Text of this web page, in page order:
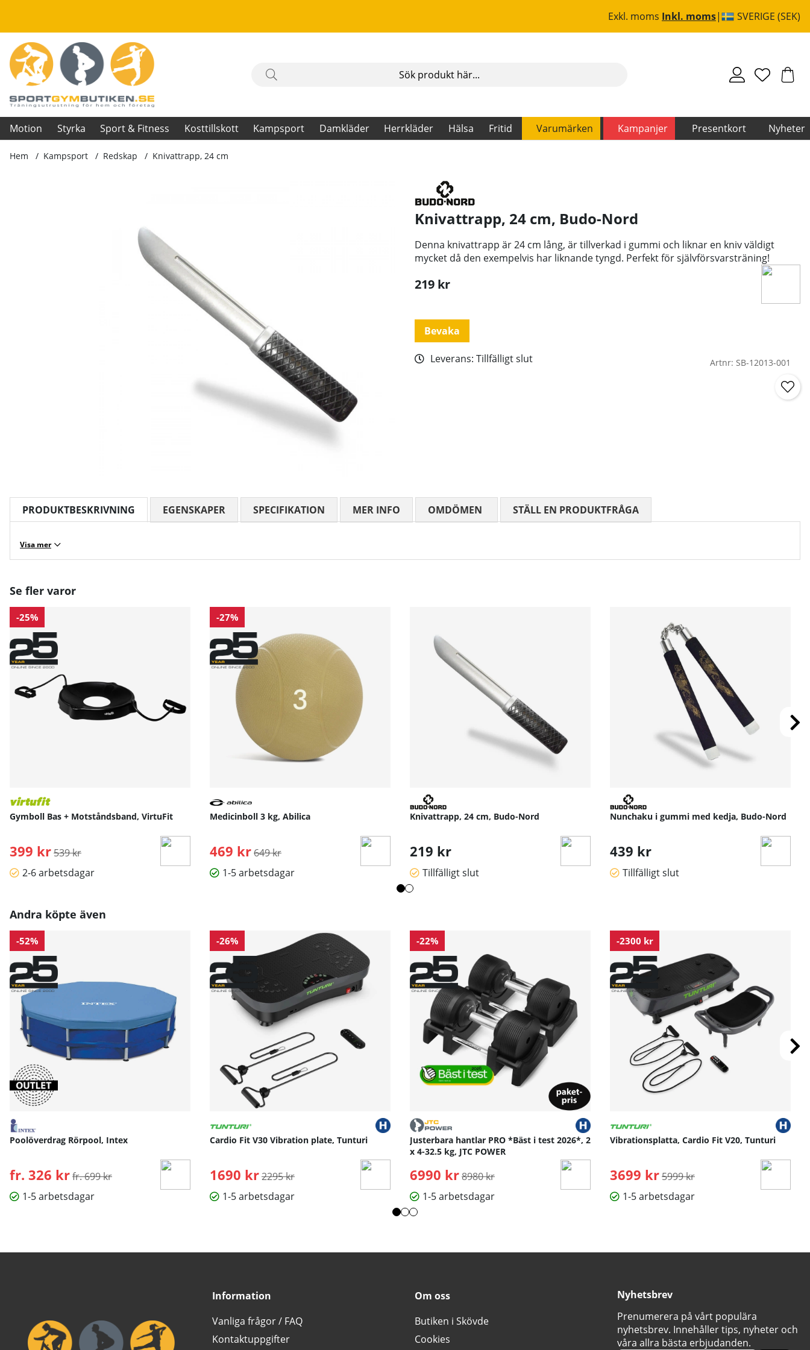
Exkl. moms Inkl. moms SVERIGE (SEK)
Motion Styrka Sport & Fitness Kosttillskott Kampsport Damkläder Herrkläder Hälsa Fritid Varumärken Kampanjer Presentkort Nyheter
Hem Kampsport Redskap Knivattrapp, 24 cm
Knivattrapp, 24 cm, Budo-Nord
Denna knivattrapp är 24 cm lång, är tillverkad i gummi och liknar en kniv väldigt
mycket då den exempelvis har liknande tyngd. Perfekt för självförsvarsträning!
219 kr
Bevaka
Leverans: Tillfälligt slut Artnr: SB-12013-001
PRODUKTBESKRIVNING
Visa mer
EGENSKAPER SPECIFIKATION MER INFO OMDÖMEN MEDELBETYG 0 AV 5 ANTAL BETYG 0
STÄLL EN PRODUKTFRÅGA
Se fler varor
-25%
Gymboll Bas + Motståndsband, VirtuFit
399 kr Ordinarie pris:
539 kr
2-6 arbetsdagar
-27%
Medicinboll 3 kg, Abilica
469 kr Ordinarie pris:
649 kr
1-5 arbetsdagar
Knivattrapp, 24 cm, Budo-Nord
219 kr
Tillfälligt slut
Nunchaku i gummi med kedja, Budo-Nord
439 kr
Tillfälligt slut
Andra köpte även
-52%
Poolöverdrag Rörpool, Intex
fr. 326 krOrdinarie pris:
fr. 699 kr
1-5 arbetsdagar
-26%
Cardio Fit V30 Vibration plate, Tunturi
1690 kr Ordinarie pris:
2295 kr
1-5 arbetsdagar
-22%
Justerbara hantlar PRO *Bäst i test 2026*, 2
x 4-32.5 kg, JTC POWER
6990 kr Ordinarie pris:
8980 kr
1-5 arbetsdagar
-2300 kr
Vibrationsplatta, Cardio Fit V20, Tunturi
3699 kr Ordinarie pris:
5999 kr
1-5 arbetsdagar
Information
Vanliga frågor / FAQ
Kontaktuppgifter
Om oss
Butiken i Skövde
Cookies
Nyhetsbrev
Prenumerera på vårt populära
nyhetsbrev. Innehåller tips, nyheter och
våra allra bästa erbjudanden.